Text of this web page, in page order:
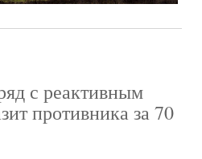
с реактивным
противника за 70